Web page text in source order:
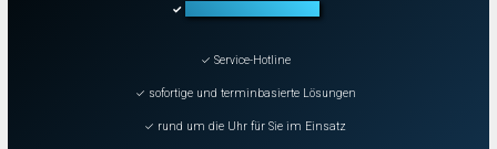
✓
✓ Service-Hotline
✓ sofortige und terminbasierte Lösungen
✓ rund um die Uhr für Sie im Einsatz